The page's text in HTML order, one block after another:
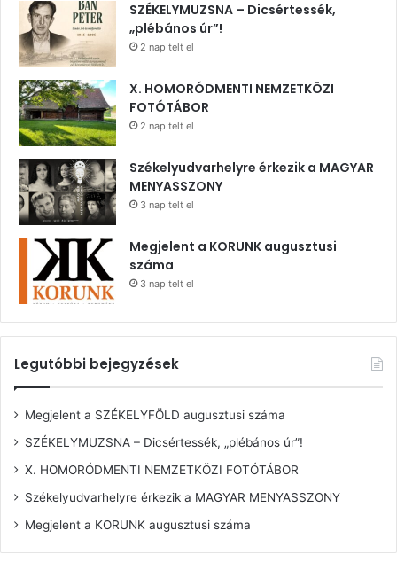
SZÉKELYMUZSNA – Dicsértessék,
„plébános úr”!
2 nap telt el
X. HOMORÓDMENTI NEMZETKÖZI
FOTÓTÁBOR
2 nap telt el
Székelyudvarhelyre érkezik a MAGYAR
MENYASSZONY
3 nap telt el
Megjelent a KORUNK augusztusi
száma
3 nap telt el
Legutóbbi bejegyzések
Megjelent a SZÉKELYFÖLD augusztusi száma
SZÉKELYMUZSNA – Dicsértessék, „plébános úr”!
X. HOMORÓDMENTI NEMZETKÖZI FOTÓTÁBOR
Székelyudvarhelyre érkezik a MAGYAR MENYASSZONY
Megjelent a KORUNK augusztusi száma